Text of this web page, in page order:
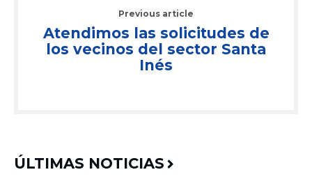
Previous article
Atendimos las solicitudes de
los vecinos del sector Santa
Inés
ÚLTIMAS NOTICIAS